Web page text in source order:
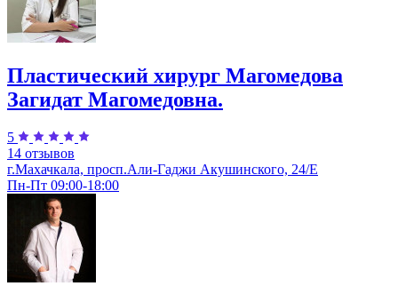
Пластический хирург Магомедова
Загидат Магомедовна.
5
14 отзывов
г.Махачкала, просп.Али-Гаджи Акушинского, 24/Е
Пн-Пт 09:00-18:00